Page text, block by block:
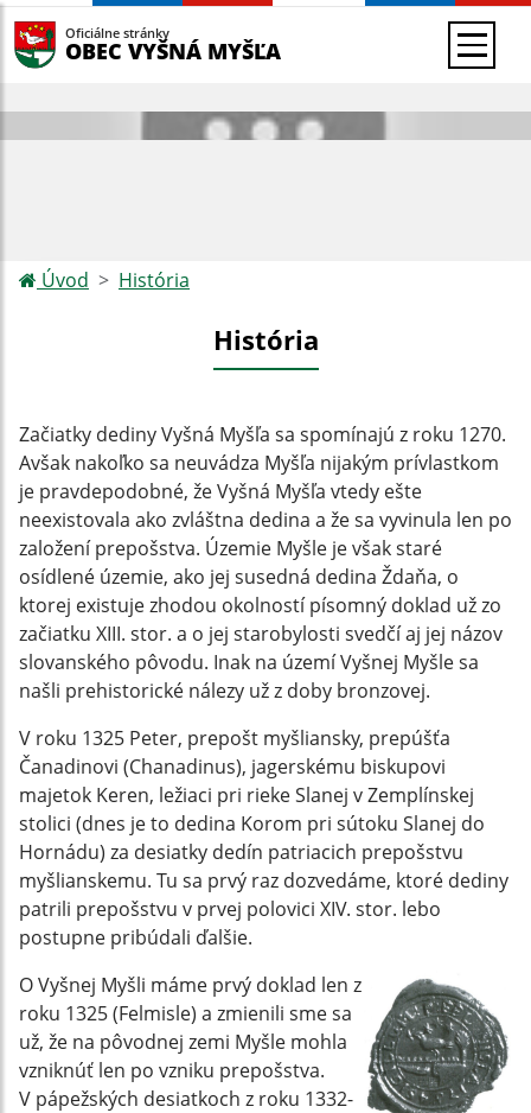
Oficiálne stránky
OBEC VYŠNÁ MYŠĽA
Úvod História
História
Začiatky dediny Vyšná Myšľa sa spomínajú z roku 1270.
Avšak nakoľko sa neuvádza Myšľa nijakým prívlastkom
je pravdepodobné, že Vyšná Myšľa vtedy ešte
neexistovala ako zvláštna dedina a že sa vyvinula len po
založení prepošstva. Územie Myšle je však staré
osídlené územie, ako jej susedná dedina Ždaňa, o
ktorej existuje zhodou okolností písomný doklad už zo
začiatku XIII. stor. a o jej starobylosti svedčí aj jej názov
slovanského pôvodu. Inak na území Vyšnej Myšle sa
našli prehistorické nálezy už z doby bronzovej.
V roku 1325 Peter, prepošt myšliansky, prepúšťa
Čanadinovi (Chanadinus), jagerskému biskupovi
majetok Keren, ležiaci pri rieke Slanej v Zemplínskej
stolici (dnes je to dedina Korom pri sútoku Slanej do
Hornádu) za desiatky dedín patriacich prepošstvu
myšlianskemu. Tu sa prvý raz dozvedáme, ktoré dediny
patrili prepošstvu v prvej polovici XIV. stor. lebo
postupne pribúdali ďalšie.
O Vyšnej Myšli máme prvý doklad len z
roku 1325 (Felmisle) a zmienili sme sa
už, že na pôvodnej zemi Myšle mohla
vzniknúť len po vzniku prepošstva.
V pápežských desiatkoch z roku 1332-